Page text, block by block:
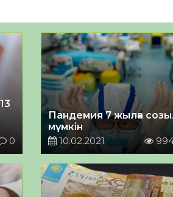
0
Пандемия 7 жылға
мүмкін
10.02.2021